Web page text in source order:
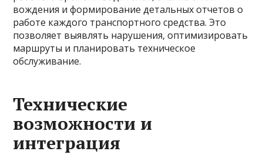
вождения и формирование детальных отчетов о
работе каждого транспортного средства. Это
позволяет выявлять нарушения, оптимизировать
маршруты и планировать техническое
обслуживание.
Технические
возможности и
интеграция